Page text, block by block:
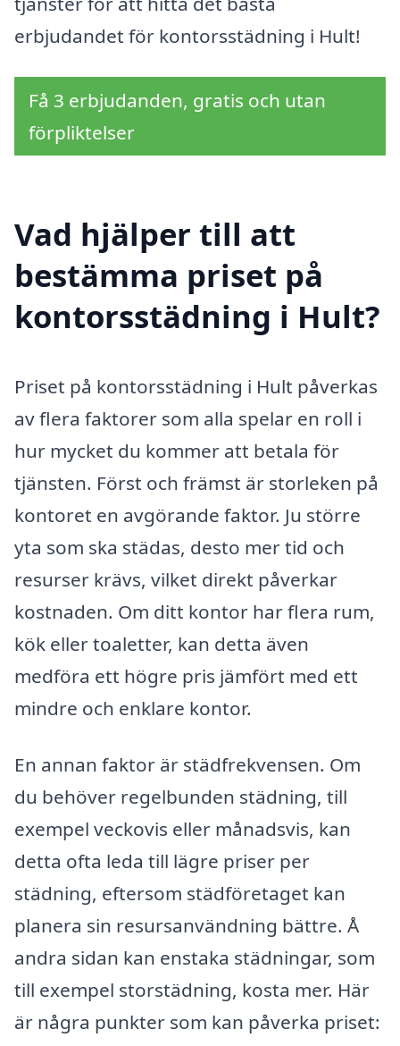
erbjudandet för kontorsstädning i Hult!
Få 3 erbjudanden, gratis och utan
förpliktelser
Vad hjälper till att
bestämma priset på
kontorsstädning i Hult?
Priset på kontorsstädning i Hult påverkas
av flera faktorer som alla spelar en roll i
hur mycket du kommer att betala för
tjänsten. Först och främst är storleken på
kontoret en avgörande faktor. Ju större
yta som ska städas, desto mer tid och
resurser krävs, vilket direkt påverkar
kostnaden. Om ditt kontor har flera rum,
kök eller toaletter, kan detta även
medföra ett högre pris jämfört med ett
mindre och enklare kontor.
En annan faktor är städfrekvensen. Om
du behöver regelbunden städning, till
exempel veckovis eller månadsvis, kan
detta ofta leda till lägre priser per
städning, eftersom städföretaget kan
planera sin resursanvändning bättre. Å
andra sidan kan enstaka städningar, som
till exempel storstädning, kosta mer. Här
är några punkter som kan påverka priset: